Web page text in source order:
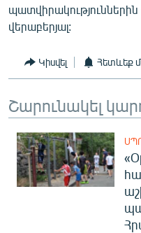
պատվիրակություններին
վերաբերյալ:
Կիսվել Հետևեք
Շարունակել